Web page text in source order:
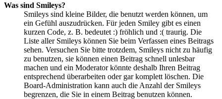
Was sind Smileys?
Smileys sind kleine Bilder, die benutzt werden können, um
ein Gefühl auszudrücken. Für jeden Smiley gibt es einen
kurzen Code, z. B. bedeutet :) fröhlich und :( traurig. Die
Liste aller Smileys können Sie beim Verfassen eines Beitrags
sehen. Versuchen Sie bitte trotzdem, Smileys nicht zu häufig
zu benutzen, sie können einen Beitrag schnell unlesbar
machen und ein Moderator könnte deshalb Ihren Beitrag
entsprechend überarbeiten oder gar komplett löschen. Die
Board-Administration kann auch die Anzahl der Smileys
begrenzen, die Sie in einem Beitrag benutzen können.